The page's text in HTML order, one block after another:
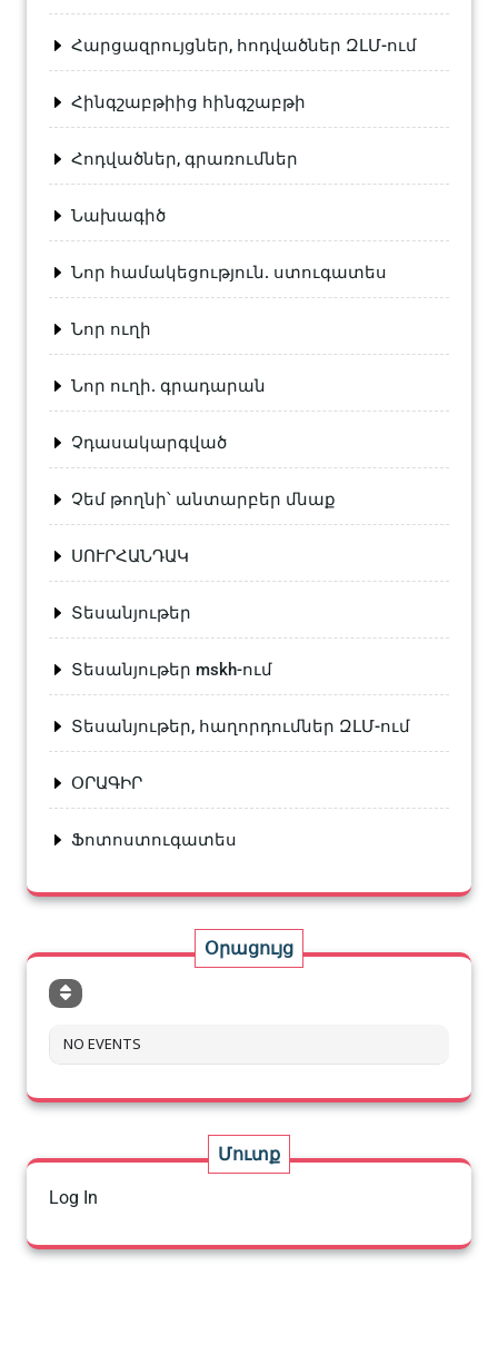
Հարցազրույցներ, հոդվածներ ԶԼՄ-ում
Հինգշաբթիից հինգշաբթի
Հոդվածներ, գրառումներ
Նախագիծ
Նոր համակեցություն. ստուգատես
Նոր ուղի
Նոր ուղի. գրադարան
Չդասակարգված
Չեմ թողնի՝ անտարբեր մնաք
ՍՈՒՐՀԱՆԴԱԿ
Տեսանյութեր
Տեսանյութեր mskh-ում
Տեսանյութեր, հաղորդումներ ԶԼՄ-ում
ՕՐԱԳԻՐ
Ֆոտոստուգատես
Օրացույց
NO EVENTS
Մուտք
Log In